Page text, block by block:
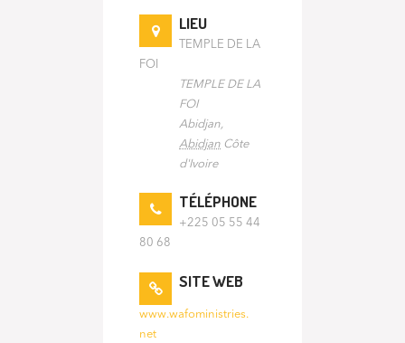
LIEU
TEMPLE DE LA
FOI
TEMPLE DE LA
FOI
Abidjan
Abidjan Côte
d'Ivoire
TÉLÉPHONE
+225 05 55 44
80 68
SITE WEB
www.wafoministries.
net